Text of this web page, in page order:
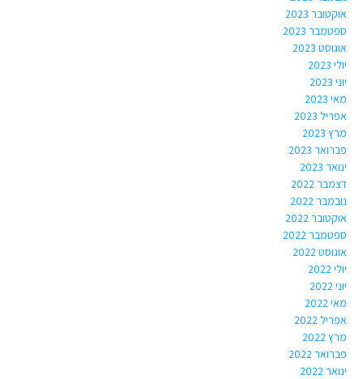
אוקטובר 2023
ספטמבר 2023
אוגוסט 2023
יולי 2023
יוני 2023
מאי 2023
אפריל 2023
מרץ 2023
פברואר 2023
ינואר 2023
דצמבר 2022
נובמבר 2022
אוקטובר 2022
ספטמבר 2022
אוגוסט 2022
יולי 2022
יוני 2022
מאי 2022
אפריל 2022
מרץ 2022
פברואר 2022
ינואר 2022